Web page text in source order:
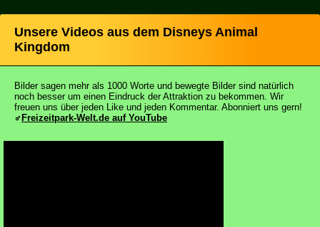
Unsere Videos aus dem Disneys Animal
Kingdom
Bilder sagen mehr als 1000 Worte und bewegte Bilder sind natürlich
noch besser um einen Eindruck der Attraktion zu bekommen. Wir
freuen uns über jeden Like und jeden Kommentar. Abonniert uns gern!
Freizeitpark-Welt.de auf YouTube